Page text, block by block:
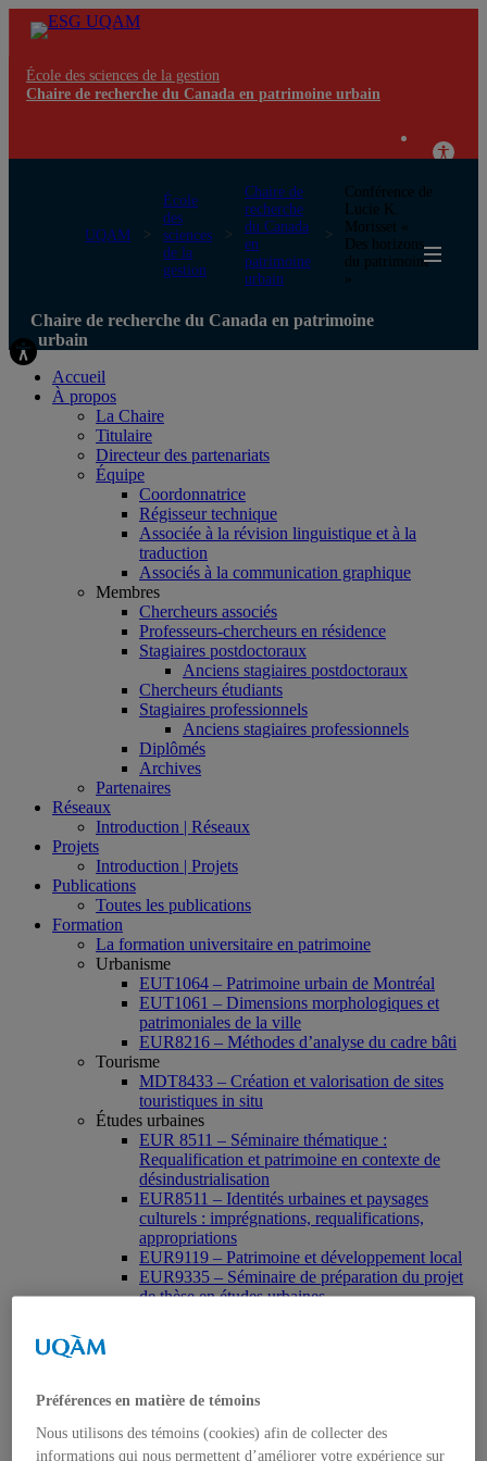
École des sciences de la gestion
Chaire de recherche du Canada en patrimoine urbain
UQAM
École
des
sciences
de la
gestion
Chaire de
recherche
du Canada
en
patrimoine
urbain
Conférence de
Lucie K.
Morisset «
Des horizons
du patrimoine
»
Chaire de recherche du Canada en patrimoine
urbain
Accueil
À propos
La Chaire
Titulaire
Directeur des partenariats
Équipe
Coordonnatrice
Régisseur technique
Associée à la révision linguistique et à la
traduction
Associés à la communication graphique
Membres
Chercheurs associés
Professeurs-chercheurs en résidence
Stagiaires postdoctoraux
Anciens stagiaires postdoctoraux
Chercheurs étudiants
Stagiaires professionnels
Anciens stagiaires professionnels
Diplômés
Archives
Partenaires
Réseaux
Introduction | Réseaux
Projets
Introduction | Projets
Publications
Toutes les publications
Formation
La formation universitaire en patrimoine
Urbanisme
EUT1064 – Patrimoine urbain de Montréal
EUT1061 – Dimensions morphologiques et
patrimoniales de la ville
EUR8216 – Méthodes d’analyse du cadre bâti
Tourisme
MDT8433 – Création et valorisation de sites
touristiques in situ
Études urbaines
EUR 8511 – Séminaire thématique :
Requalification et patrimoine en contexte de
désindustrialisation
EUR8511 – Identités urbaines et paysages
culturels : imprégnations, requalifications,
appropriations
EUR9119 – Patrimoine et développement local
EUR9335 – Séminaire de préparation du projet
de thèse en études urbaines
Muséologie, médiation et patrimoine
Histoire de l’art
HAR2644 – Animation, communications,
Préférences en matière de témoins
Nous utilisons des témoins (cookies) afin de collecter des
informations qui nous permettent d’améliorer votre expérience sur